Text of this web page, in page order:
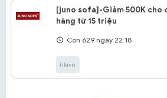
[juno sofa]-Giảm 500K cho
hàng từ 15 triệu
Còn 629 ngày 22:18
tikivn